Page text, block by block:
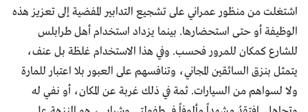
اشتغلت من منظور عمراني على تشجيع التدابير المفضية إلى تعزيز هذه
الوظيفة أو حتى استحضارها. بينما يزداد استخدام أهل طرابلس
للشارع كمكان للمرور فحسب. وفي هذا الاستخدام غلظة بل عنف،
يتمثل بنزق السائقين المجاني، وتنافسهم على العبور بلا اعتبار للمارة
ولا لسواهم من السيارات. ثمة في ذلك غربة عن المكان، أو نفي له